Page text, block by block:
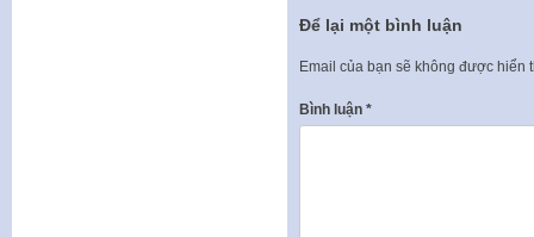
Để lại một bình luận
Email của bạn sẽ không được hiển
Bình luận *